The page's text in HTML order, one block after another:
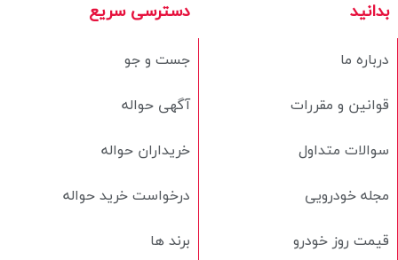
دسترسی سریع
جست و جو
آگهی حواله
خریداران حواله
درخواست خرید حواله
برند ها
بدانید
درباره ما
قوانین و مقررات
سوالات متداول
مجله خودرویی
قیمت روز خودرو